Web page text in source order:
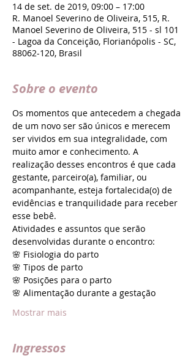
14 de set. de 2019, 09:00 – 17:00
R. Manoel Severino de Oliveira, 515, R.
Manoel Severino de Oliveira, 515 - sl 101
- Lagoa da Conceição, Florianópolis - SC,
88062-120, Brasil
Sobre o evento
Os momentos que antecedem a chegada
de um novo ser são únicos e merecem
ser vividos em sua integralidade, com
muito amor e conhecimento. A
realização desses encontros é que cada
gestante, parceiro(a), familiar, ou
acompanhante, esteja fortalecida(o) de
evidências e tranquilidade para receber
esse bebê.
Atividades e assuntos que serão
desenvolvidas durante o encontro:
🌸 Fisiologia do parto
🌸 Tipos de parto
🌸 Posições para o parto
🌸 Alimentação durante a gestação
Mostrar mais
Ingressos